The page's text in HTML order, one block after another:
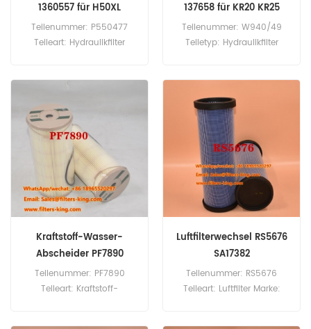
1360557 für H50XL
Teilenummer: P550477
Teileart: Hydraulikfilter
137658 für KR20 KR25
Teilenummer: W940/49
Teiletyp: Hydraulikfilter
Hydraulikfilter-Querverweis
137658 Verwendung für
Manitou KR20 KR25
Kraftstoff-Wasser-
Abscheider PF7890
SN920202
Teilenummer: PF7890
Teileart: Kraftstoff-
Luftfilterwechsel RS5676
SA17382
Teilenummer: RS5676
Teileart: Luftfilter Marke: